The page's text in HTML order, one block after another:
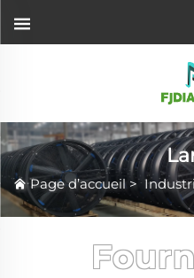
Page d’accueil>